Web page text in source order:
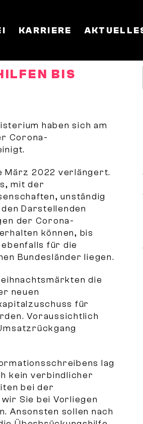
KARRIERE
BIS
haben sich am
Corona-
März 2022 verlängert.
mit der
unständig
Darstellenden
der Corona-
können, bis
für die
Bundesländer liegen.
die
neuen
für
Voraussichtlich
lag
kein verbindlicher
bei der
Sie bei Vorliegen
Ansonsten sollen nach